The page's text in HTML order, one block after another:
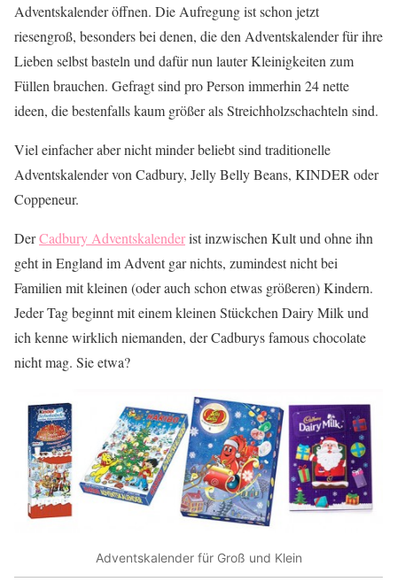
Adventskalender öffnen. Die Aufregung ist schon jetzt
riesengroß, besonders bei denen, die den Adventskalender für ihre
Lieben selbst basteln und dafür nun lauter Kleinigkeiten zum
Füllen brauchen. Gefragt sind pro Person immerhin 24 nette
ideen, die bestenfalls kaum größer als Streichholzschachteln sind.
Viel einfacher aber nicht minder beliebt sind traditionelle
Adventskalender von Cadbury, Jelly Belly Beans, KINDER oder
Coppeneur.
DerCadbury Adventskalenderist inzwischen Kult und ohne ihn
geht in England im Advent gar nichts, zumindest nicht bei
Familien mit kleinen (oder auch schon etwas größeren) Kindern.
Jeder Tag beginnt mit einem kleinen Stückchen Dairy Milk und
ich kenne wirklich niemanden, der Cadburys famous chocolate
nicht mag. Sie etwa?
Adventskalender für Groß und Klein